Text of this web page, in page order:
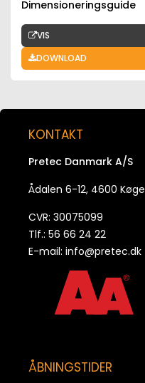
Dimensioneringsguide
VIS
DOWNLOAD
KONTAKT
Pretec Danmark A/S
Ådalen 6-12, 4600 Køge
CVR: 30075099
Tlf.: 56 66 24 22
E-mail: info@pretec.dk
ÅBNINGSTIDER